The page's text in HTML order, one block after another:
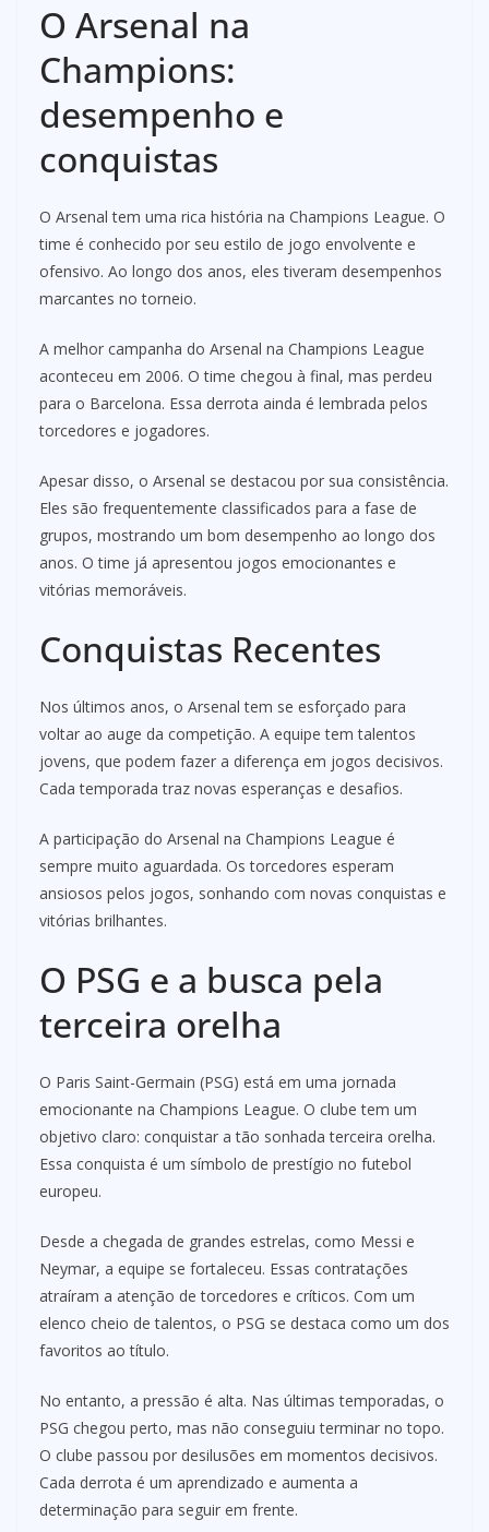
O Arsenal na
Champions:
desempenho e
conquistas
O Arsenal tem uma rica história na Champions League. O
time é conhecido por seu estilo de jogo envolvente e
ofensivo. Ao longo dos anos, eles tiveram desempenhos
marcantes no torneio.
A melhor campanha do Arsenal na Champions League
aconteceu em 2006. O time chegou à final, mas perdeu
para o Barcelona. Essa derrota ainda é lembrada pelos
torcedores e jogadores.
Apesar disso, o Arsenal se destacou por sua consistência.
Eles são frequentemente classificados para a fase de
grupos, mostrando um bom desempenho ao longo dos
anos. O time já apresentou jogos emocionantes e
vitórias memoráveis.
Conquistas Recentes
Nos últimos anos, o Arsenal tem se esforçado para
voltar ao auge da competição. A equipe tem talentos
jovens, que podem fazer a diferença em jogos decisivos.
Cada temporada traz novas esperanças e desafios.
A participação do Arsenal na Champions League é
sempre muito aguardada. Os torcedores esperam
ansiosos pelos jogos, sonhando com novas conquistas e
vitórias brilhantes.
O PSG e a busca pela
terceira orelha
O Paris Saint-Germain (PSG) está em uma jornada
emocionante na Champions League. O clube tem um
objetivo claro: conquistar a tão sonhada terceira orelha.
Essa conquista é um símbolo de prestígio no futebol
europeu.
Desde a chegada de grandes estrelas, como Messi e
Neymar, a equipe se fortaleceu. Essas contratações
atraíram a atenção de torcedores e críticos. Com um
elenco cheio de talentos, o PSG se destaca como um dos
favoritos ao título.
No entanto, a pressão é alta. Nas últimas temporadas, o
PSG chegou perto, mas não conseguiu terminar no topo.
O clube passou por desilusões em momentos decisivos.
Cada derrota é um aprendizado e aumenta a
determinação para seguir em frente.